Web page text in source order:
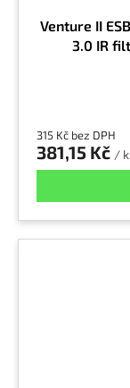
Venture II
3.0 IR
315 Kč bez DPH
381,15 Kč /